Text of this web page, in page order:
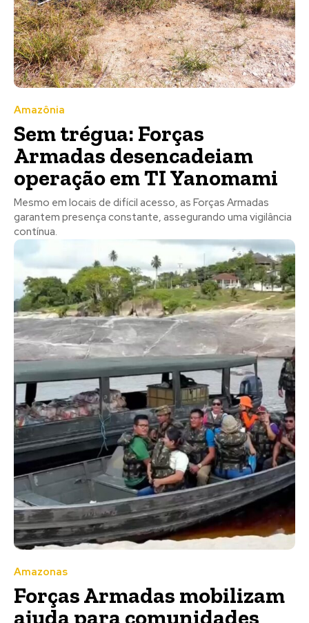
Amazônia
Sem trégua: Forças
Armadas desencadeiam
operação em TI Yanomami
Mesmo em locais de difícil acesso, as Forças Armadas
garantem presença constante, assegurando uma vigilância
contínua.
Amazonas
Forças Armadas mobilizam
ajuda para comunidades